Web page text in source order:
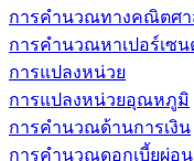
การคำนวณทางคณิตศา
การคำนวณหาเปอร์เซน
การแปลงหน่วย
การแปลงหน่วยอุณหภูมิ
การคำนวณด้านการเงิน
การคำนวณดอกเบี้ยผ่อ